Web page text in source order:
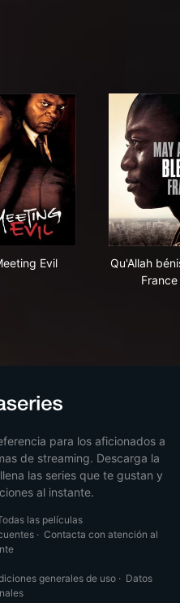
Evil
Qu'Allah
France
para los aficionados a
de streaming. Descarga la
las series que te gustan y
al instante.
las películas
· Contacta con atención al
generales de uso· Datos